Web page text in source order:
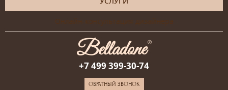
Онлайн-консультация дизайнера
+7 499 399-30-74
ОБРАТНЫЙ ЗВОНОК